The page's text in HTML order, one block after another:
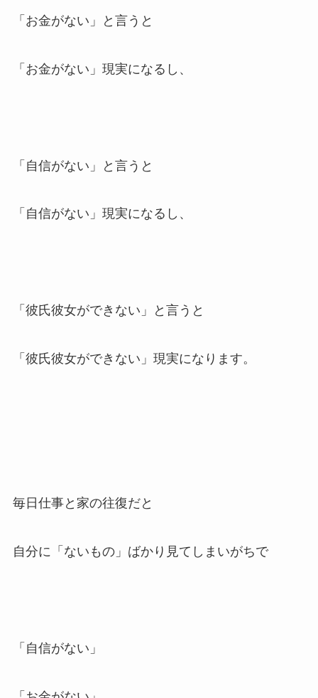
「お金がない」と言うと
「お金がない」現実になるし、
「自信がない」と言うと
「自信がない」現実になるし、
「彼氏彼女ができない」と言うと
「彼氏彼女ができない」現実になります。
毎日仕事と家の往復だと
自分に「ないもの」ばかり見てしまいがちで
「自信がない」